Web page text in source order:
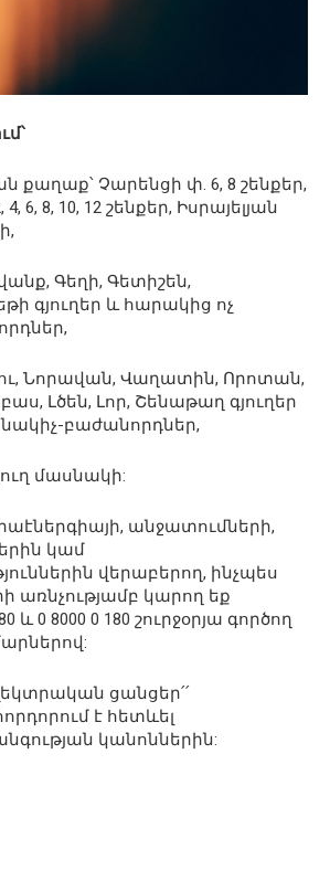
քաղաք՝ Չարենցի փ. 6, 8 շենքեր,
6, 8, 10, 12 շենքեր, Իսրայելյան
Գեղի, Գետիշեն,
գյուղեր և հարակից ոչ
Նորավան, Վաղատին, Որոտան,
Լծեն, Լոր, Շենաթաղ գյուղեր
բաժանորդներ,
մասնակի:
անջատումների,
կամ
վերաբերող, ինչպես
առնչությամբ կարող եք
0 8000 0 180 շուրջօրյա գործող
ցանցեր՛՛
է հետևել
կանոններին: